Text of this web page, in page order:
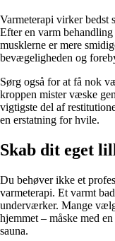
Varmeterapi virker bedst
Efter en varm
musklerne er mere
bevægeligheden og
Sørg også for at få nok
kroppen mister væske
vigtigste del af
en erstatning for hvile.
Skab dit eget
Du behøver ikke et
varmeterapi. Et varmt
underværker. Mange
hjemmet – måske med
sauna.